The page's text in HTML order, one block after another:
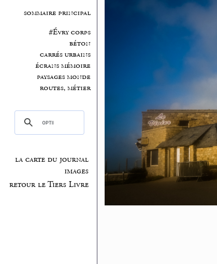
sommaire principal
#Évry corps
béton
carrés urbains
écrans mémoire
paysages monde
routes, métier
la carte du journal
images
retour le Tiers Livre